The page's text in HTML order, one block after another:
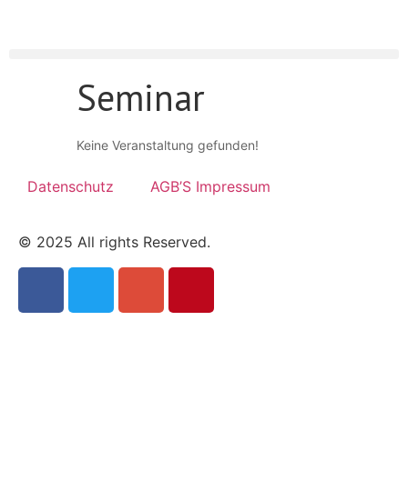
Seminar
Keine Veranstaltung gefunden!
Datenschutz AGB’S Impressum
© 2025 All rights Reserved.